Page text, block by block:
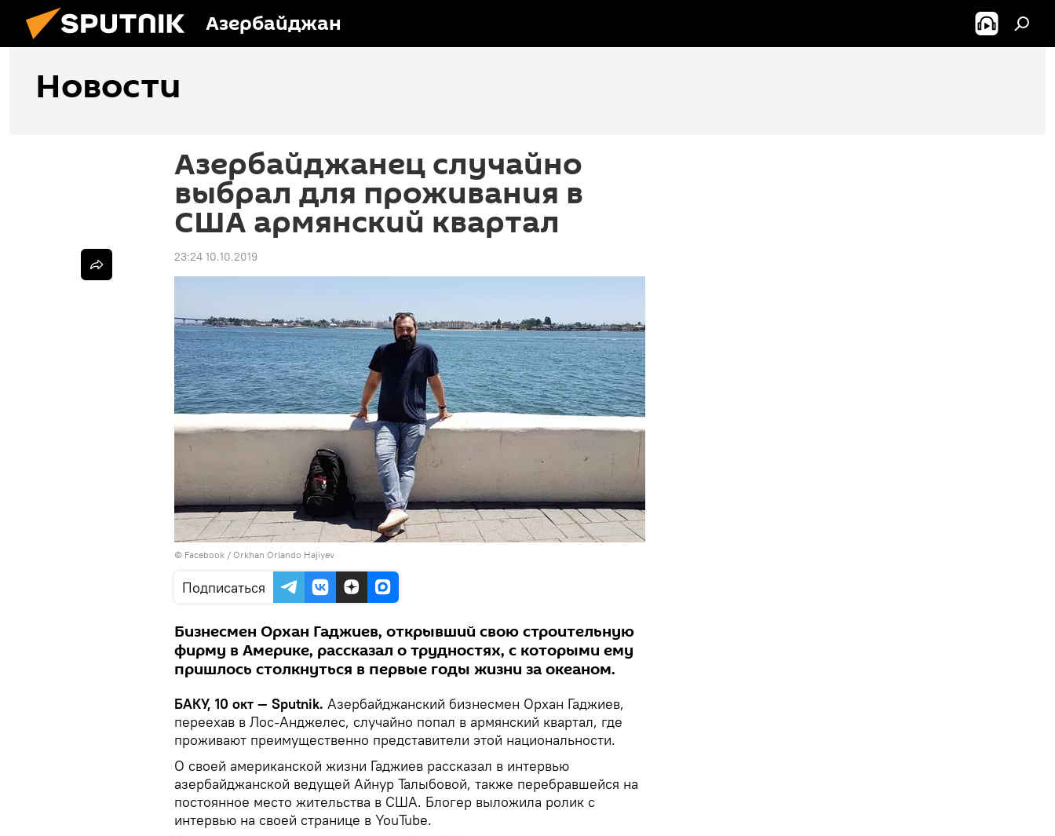
Азербайджан
Новости
Азербайджанец случайно
выбрал для проживания в
США армянский квартал
23:24 10.10.2019
© Facebook / Orkhan Orlando Hajiyev
Подписаться
Бизнесмен Орхан Гаджиев, открывший свою строительную
фирму в Америке, рассказал о трудностях, с которыми ему
пришлось столкнуться в первые годы жизни за океаном.
БАКУ, 10 окт — Sputnik. Азербайджанский бизнесмен Орхан Гаджиев,
переехав в Лос-Анджелес, случайно попал в армянский квартал, где
проживают преимущественно представители этой национальности.
О своей американской жизни Гаджиев рассказал в интервью
азербайджанской ведущей Айнур Талыбовой, также перебравшейся на
постоянное место жительства в США. Блогер выложила ролик с
интервью на своей странице в YouTube.